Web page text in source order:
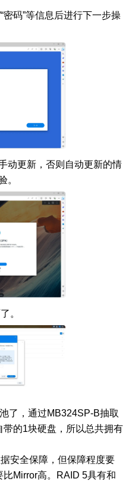
密码”等信息后进行下一步操
动更新，否则自动更新的情
。
。
了，通过MB324SP-B抽取
的1块硬盘，所以总共拥有
安全保障，但保障程度要
Mirror高。RAID 5具有和